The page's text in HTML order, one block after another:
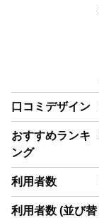
口コミデザイン
おすすめランキ
ング
利用者数
利用者数 (並び替